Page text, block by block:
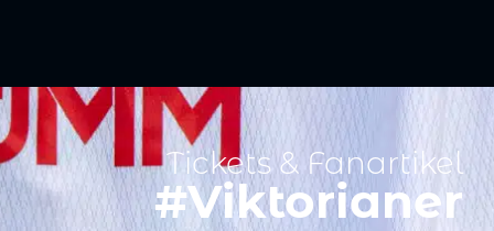
Tickets & Fanartikel
#Viktorianer